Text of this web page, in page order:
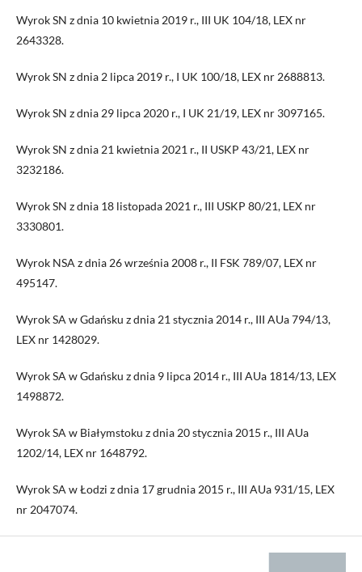
Wyrok SN z dnia 10 kwietnia 2019 r., III UK 104/18, LEX nr
2643328.
Wyrok SN z dnia 2 lipca 2019 r., I UK 100/18, LEX nr 2688813.
Wyrok SN z dnia 29 lipca 2020 r., I UK 21/19, LEX nr 3097165.
Wyrok SN z dnia 21 kwietnia 2021 r., II USKP 43/21, LEX nr
3232186.
Wyrok SN z dnia 18 listopada 2021 r., III USKP 80/21, LEX nr
3330801.
Wyrok NSA z dnia 26 września 2008 r., II FSK 789/07, LEX nr
495147.
Wyrok SA w Gdańsku z dnia 21 stycznia 2014 r., III AUa 794/13,
LEX nr 1428029.
Wyrok SA w Gdańsku z dnia 9 lipca 2014 r., III AUa 1814/13, LEX
1498872.
Wyrok SA w Białymstoku z dnia 20 stycznia 2015 r., III AUa
1202/14, LEX nr 1648792.
Wyrok SA w Łodzi z dnia 17 grudnia 2015 r., III AUa 931/15, LEX
nr 2047074.